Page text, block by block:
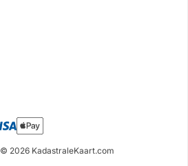
© 2026 KadastraleKaart.com